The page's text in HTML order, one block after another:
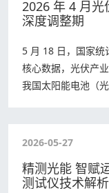
2026 年 4 月光
深度调整期
5 月 18 日，国家统
核心数据，光伏产
我国太阳能电池（
2026-05-27
精测光能 智赋
测试仪技术解析